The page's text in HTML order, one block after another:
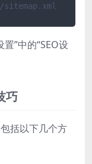
sitemap.xml
”中的“SEO设
巧
括以下几个方